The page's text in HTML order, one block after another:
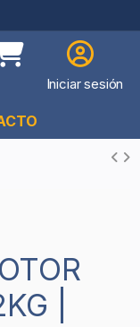
Iniciar sesión
|